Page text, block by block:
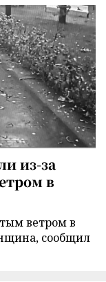
из-за
в
ветром в
сообщил